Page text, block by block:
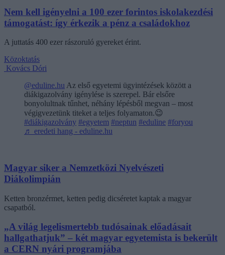
Nem kell igényelni a 100 ezer forintos iskolakezdési
támogatást: így érkezik a pénz a családokhoz
A juttatás 400 ezer rászoruló gyereket érint.
Közoktatás
Kovács Dóri
@eduline.hu Az első egyetemi ügyintézések között a
diákigazolvány igénylése is szerepel. Bár elsőre
bonyolultnak tűnhet, néhány lépésből megvan – most
végigvezetünk titeket a teljes folyamaton.😉
#diákigazolvány #egyetem #neptun #eduline #foryou
♬ eredeti hang - eduline.hu
Magyar siker a Nemzetközi Nyelvészeti
Diákolimpián
Ketten bronzérmet, ketten pedig dicséretet kaptak a magyar
csapatból.
„A világ legelismertebb tudósainak előadásait
hallgathatjuk” – két magyar egyetemista is bekerült
a CERN nyári programjába